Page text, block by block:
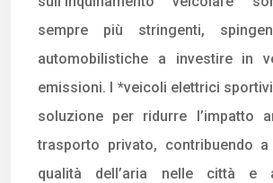
sempre più stringenti,
automobilistiche a investire in
emissioni. I *veicoli elettrici
soluzione per ridurre l’impatto
trasporto privato, contribuendo
qualità dell’aria nelle città e